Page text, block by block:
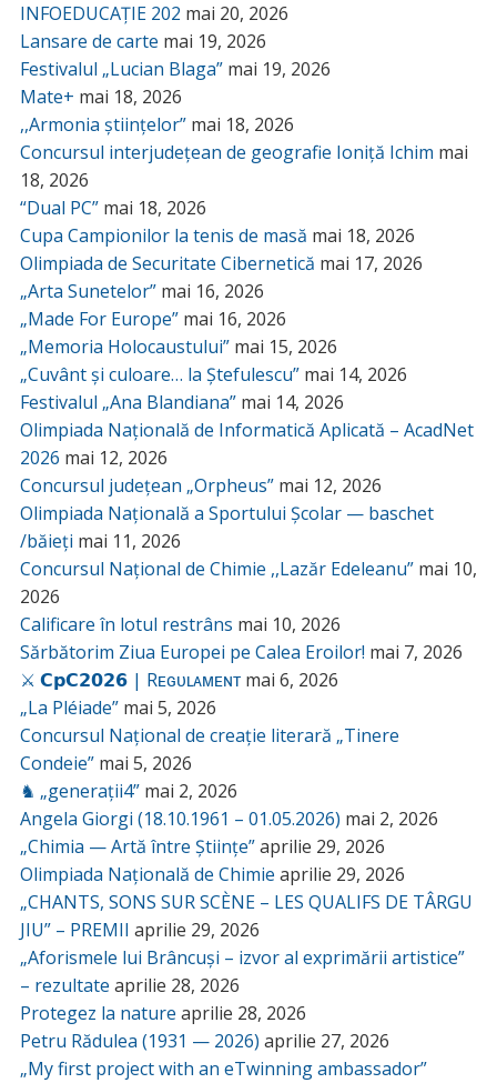
INFOEDUCAȚIE 202 mai 20, 2026
Lansare de carte mai 19, 2026
Festivalul „Lucian Blaga” mai 19, 2026
Mate+ mai 18, 2026
,,Armonia științelor” mai 18, 2026
Concursul interjudețean de geografie Ioniță Ichim mai
18, 2026
“Dual PC” mai 18, 2026
Cupa Campionilor la tenis de masă mai 18, 2026
Olimpiada de Securitate Cibernetică mai 17, 2026
„Arta Sunetelor” mai 16, 2026
„Made For Europe” mai 16, 2026
„Memoria Holocaustului” mai 15, 2026
„Cuvânt și culoare… la Ștefulescu” mai 14, 2026
Festivalul „Ana Blandiana” mai 14, 2026
Olimpiada Națională de Informatică Aplicată – AcadNet
2026 mai 12, 2026
Concursul județean „Orpheus” mai 12, 2026
Olimpiada Națională a Sportului Școlar — baschet
/băieți mai 11, 2026
Concursul Național de Chimie ,,Lazăr Edeleanu” mai 10,
2026
Calificare în lotul restrâns mai 10, 2026
Sărbătorim Ziua Europei pe Calea Eroilor! mai 7, 2026
⚔️ 𝗖𝗽𝗖𝟮𝟬𝟮𝟲 | Rᴇɢᴜʟᴀᴍᴇɴᴛ mai 6, 2026
„La Pléiade” mai 5, 2026
Concursul Național de creație literară „Tinere
Condeie” mai 5, 2026
♞ „generații4” mai 2, 2026
Angela Giorgi (18.10.1961 – 01.05.2026) mai 2, 2026
„Chimia — Artă între Științe”aprilie 29, 2026
Olimpiada Națională de Chimie aprilie 29, 2026
„CHANTS, SONS SUR SCÈNE – LES QUALIFS DE TÂRGU
JIU” – PREMII aprilie 29, 2026
„Aforismele lui Brâncuși – izvor al exprimării artistice”
– rezultate aprilie 28, 2026
Protegez la nature aprilie 28, 2026
Petru Rădulea (1931 — 2026) aprilie 27, 2026
„My first project with an eTwinning ambassador”